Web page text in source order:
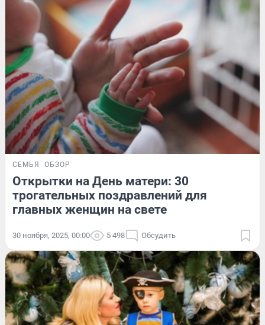
СЕМЬЯ ОБЗОР
Открытки на День матери: 30
трогательных поздравлений для
главных женщин на свете
30 ноября, 2025, 00:00 5 498 Обсудить